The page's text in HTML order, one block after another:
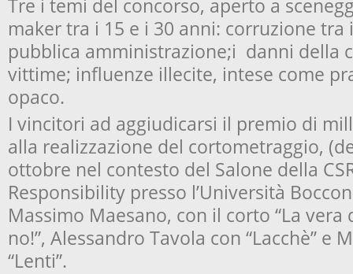
Tre i temi del concorso, aperto a
maker tra i 15 e i 30 anni: corruzione
pubblica amministrazione;i danni della
vittime; influenze illecite, intese come
opaco.
I vincitori ad aggiudicarsi il premio di
alla realizzazione del cortometraggio,
ottobre nel contesto del Salone della
Responsibility presso l’Università
Massimo Maesano, con il corto “La
no!”, Alessandro Tavola con “Lacchè” e
“Lenti”.